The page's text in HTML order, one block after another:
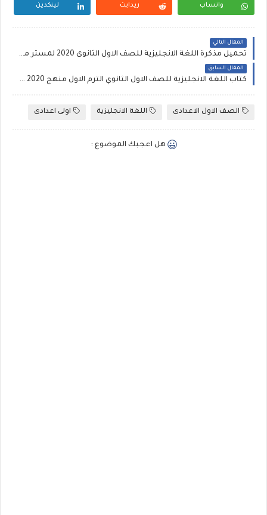
واتساب ريدايت لينكدين
المقال التالي
تحميل مذكرة اللغة الانجليزية للصف الاول الثانوى 2020 لمستر محمد فوزى الوحده الاولي وورد
المقال السابق
كتاب اللغة الانجليزية للصف الاول الثانوي الترم الاول منهج 2020 نسخة pdf
الصف الاول الاعدادى اللغة الانجليزية اولى اعدادى
هل اعجبك الموضوع :